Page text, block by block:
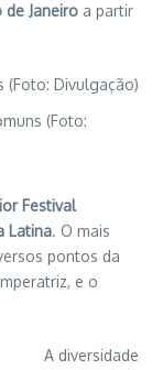
de Janeiro a partir
(Foto:
Festival
Latina. O mais
pontos da
e o
A diversidade